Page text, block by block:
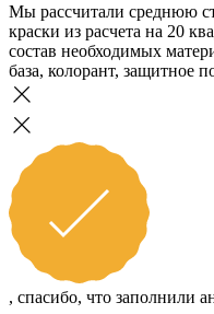
Мы рассчитали среднюю
краски из расчета на 20
состав необходимых
база, колорант, защитное
, спасибо, что заполнили